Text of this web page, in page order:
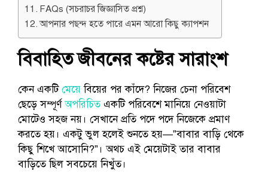
FAQs (সচরাচর জিজ্ঞাসিত প্রশ্ন)
আপনার পছন্দ হতে পারে এমন আরো কিছু ক্যাপশন
বিবাহিত জীবনের কষ্টের সারাংশ
কেন একটিমেয়েবিয়ের পর কাঁদে? নিজের চেনা পরিবেশ
ছেড়ে সম্পূর্ণঅপরিচিতএকটি পরিবেশে মানিয়ে নেওয়াটা
মোটেও সহজ নয়। সেখানে প্রতি পদে পদে নিজেকে প্রমাণ
করতে হয়। একটু ভুল হলেই শুনতে হয়—”বাবার বাড়ি থেকে
কিছু শিখে আসোনি?”। অথচ এই মেয়েটাই তার বাবার
বাড়িতে ছিল সবচেয়ে নিখুঁত।